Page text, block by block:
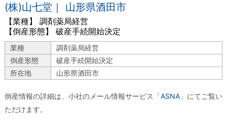
(株)山七堂｜ 山形県酒田市
【業種】 調剤薬局経営
【倒産形態】 破産手続開始決定
業種
調剤薬局経営
倒産形態
破産手続開始決定
所在地
山形県酒田市
倒産情報の詳細は、小社のメール情報サービス「ASNA 」にてご覧い
ただけます。